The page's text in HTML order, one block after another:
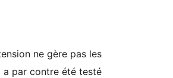
ne gère pas les
a par contre été testé